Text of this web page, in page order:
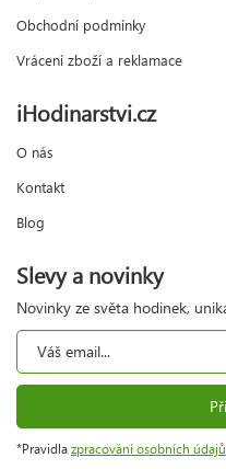
Obchodní podmínky
Vrácení zboží a reklamace
iHodinarstvi.cz
O nás
Kontakt
Blog
Slevy a novinky
Novinky ze světa hodinek,
*Pravidla zpracování osobních údajů